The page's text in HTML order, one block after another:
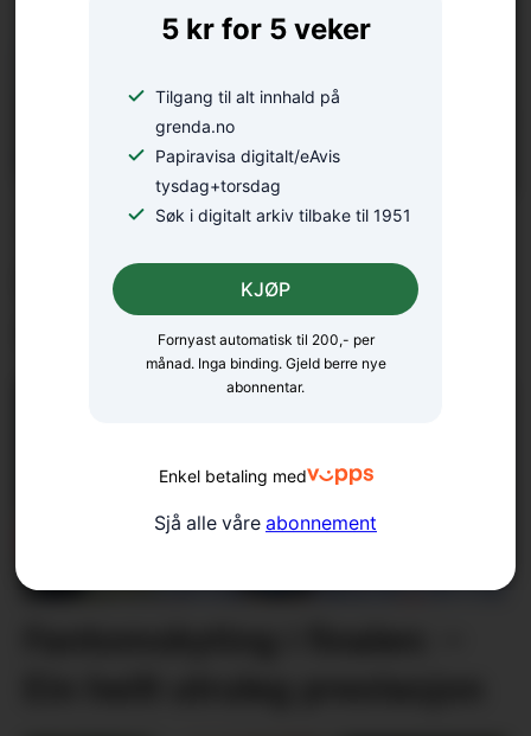
5 kr for 5 veker
Tilgang til alt innhald på
grenda.no
Papiravisa digitalt/eAvis
tysdag+torsdag
Søk i digitalt arkiv tilbake til 1951
Fornyast automatisk til 200,- per
månad. Inga binding. Gjeld berre nye
abonnentar.
KJØP
Enkel betaling med
Sjå alle våre abonnement
Tredjeåret i 6 knop langs
heile Norskekysten: – Eg
nyt kvar nautiske mil